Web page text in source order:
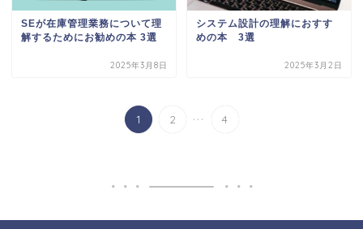
SEが在庫管理業務について理
解するためにお勧めの本 3選
2025年3月8日
システム設計の理解におすす
めの本 3選
2025年3月2日
1 2 ... 4